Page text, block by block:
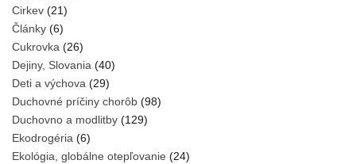
Cirkev (21)
Články (6)
Cukrovka (26)
Dejiny, Slovania (40)
Deti a výchova (29)
Duchovné príčiny chorôb (98)
Duchovno a modlitby (129)
Ekodrogéria (6)
Ekológia, globálne otepľovanie (24)